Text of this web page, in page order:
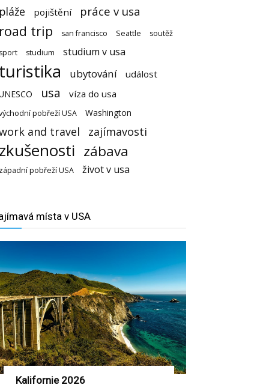
pojištění práce v usa
trip san francisco Seattle
soutěž
studium studium v usa
ubytování událost
usa víza do usa
pobřeží USA Washington
and travel zajímavosti
zábava
pobřeží USA život v usa
místa v USA
Kalifornie 2026